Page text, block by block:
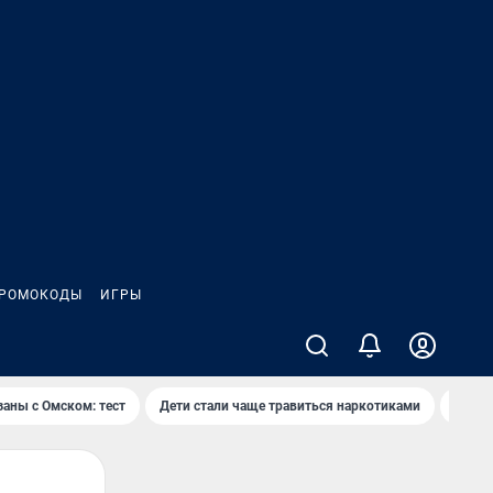
ИГРЫ
с Омском: тест Дети стали чаще травиться наркотиками